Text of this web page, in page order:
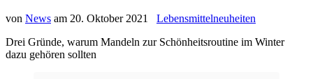
von News am 20. Oktober 2021
Lebensmittelneuheiten
Drei Gründe, warum Mandeln zur Schönheitsroutine im Winter
dazu gehören sollten